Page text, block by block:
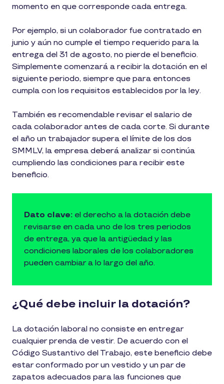
momento en que corresponde cada entrega.
Por ejemplo, si un colaborador fue contratado en
junio y aún no cumple el tiempo requerido para la
entrega del 31 de agosto, no pierde el beneficio.
Simplemente comenzará a recibir la dotación en el
siguiente periodo, siempre que para entonces
cumpla con los requisitos establecidos por la ley.
También es recomendable revisar el salario de
cada colaborador antes de cada corte. Si durante
el año un trabajador supera el límite de los dos
SMMLV, la empresa deberá analizar si continúa
cumpliendo las condiciones para recibir este
beneficio.
Dato clave: el derecho a la dotación debe
revisarse en cada uno de los tres periodos
de entrega, ya que la antigüedad y las
condiciones laborales de los colaboradores
pueden cambiar a lo largo del año.
¿Qué debe incluir la dotación?
La dotación laboral no consiste en entregar
cualquier prenda de vestir. De acuerdo con el
Código Sustantivo del Trabajo, este beneficio debe
estar conformado por un vestido y un par de
zapatos adecuados para las funciones que